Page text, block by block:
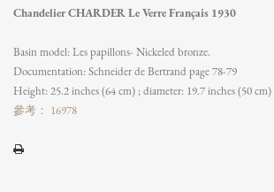
Chandelier CHARDER Le Verre Français 1930
Basin model: Les papillons- Nickeled bronze.
Documentation: Schneider de Bertrand page 78-79
Height: 25.2 inches (64 cm) ; diameter: 19.7 inches (50 cm)
參考： 16978